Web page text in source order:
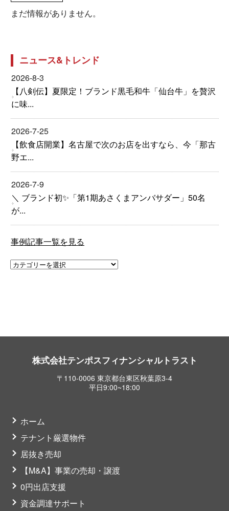
まだ情報がありません。
ニュース&トレンド
2026-8-3
【八剣伝】夏限定！ブランド黒毛和牛「仙台牛」を贅沢
に味...
2026-7-25
【飲食店開業】名古屋で次のお店を出すなら、今「那古
野エ...
2026-7-9
＼ ブランド初✨「第1期あさくまアンバサダー」50名
が...
事例記事一覧を見る
株式会社テンポスフィナンシャルトラスト
〒110-0006 東京都台東区秋葉原3-4
平日9:00~18:00
ホーム
テナント厳選物件
居抜き売却
【M&A】事業の売却・譲渡
0円出店支援
資金調達サポート